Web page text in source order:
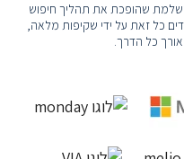
שהופכת את תהליך חיפוש
כל זאת על ידי שקיפות מלאה,
כל הדרך.